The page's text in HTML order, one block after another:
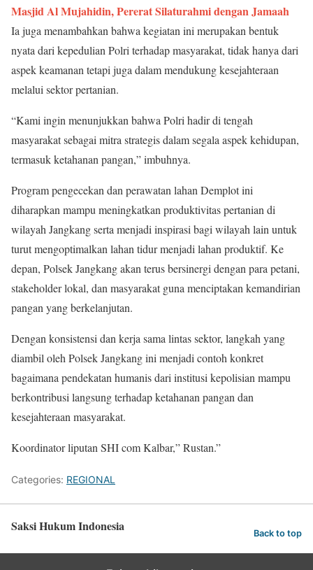
Masjid Al Mujahidin, Pererat Silaturahmi dengan Jamaah
Ia juga menambahkan bahwa kegiatan ini merupakan bentuk
nyata dari kepedulian Polri terhadap masyarakat, tidak hanya dari
aspek keamanan tetapi juga dalam mendukung kesejahteraan
melalui sektor pertanian.
“Kami ingin menunjukkan bahwa Polri hadir di tengah
masyarakat sebagai mitra strategis dalam segala aspek kehidupan,
termasuk ketahanan pangan,” imbuhnya.
Program pengecekan dan perawatan lahan Demplot ini
diharapkan mampu meningkatkan produktivitas pertanian di
wilayah Jangkang serta menjadi inspirasi bagi wilayah lain untuk
turut mengoptimalkan lahan tidur menjadi lahan produktif. Ke
depan, Polsek Jangkang akan terus bersinergi dengan para petani,
stakeholder lokal, dan masyarakat guna menciptakan kemandirian
pangan yang berkelanjutan.
Dengan konsistensi dan kerja sama lintas sektor, langkah yang
diambil oleh Polsek Jangkang ini menjadi contoh konkret
bagaimana pendekatan humanis dari institusi kepolisian mampu
berkontribusi langsung terhadap ketahanan pangan dan
kesejahteraan masyarakat.
Koordinator liputan SHI com Kalbar,” Rustan.”
Categories: REGIONAL
Saksi Hukum Indonesia Back to top